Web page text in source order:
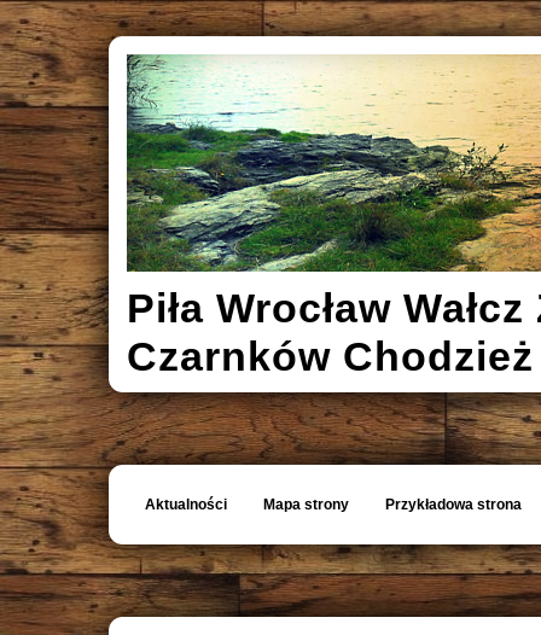
Piła Wrocław
Czarnków
Aktualności Mapa strony Przykładowa strona